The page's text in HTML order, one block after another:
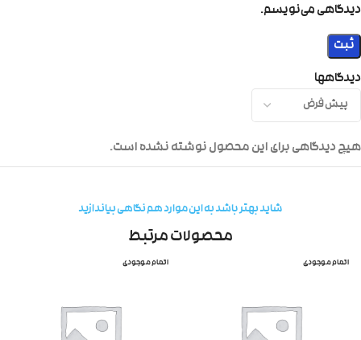
دیدگاهها
هیچ دیدگاهی برای این محصول نوشته نشده است.
دیدگاهی می‌نویسم.
شاید بهتر باشد به این موارد هم نگاهی بیاندازید
محصولات مرتبط
اتمام موجودی اتمام موجودی